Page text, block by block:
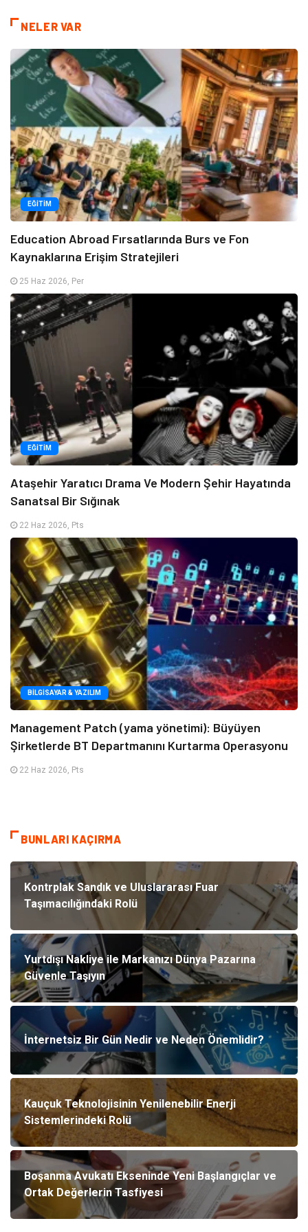
NELER VAR
EĞITIM
Education Abroad Fırsatlarında Burs ve Fon
Kaynaklarına Erişim Stratejileri
25 Haz 2026, Per
EĞITIM
Ataşehir Yaratıcı Drama Ve Modern Şehir Hayatında
Sanatsal Bir Sığınak
22 Haz 2026, Pts
BILGISAYAR & YAZILIM
Management Patch (yama yönetimi): Büyüyen
Şirketlerde BT Departmanını Kurtarma Operasyonu
22 Haz 2026, Pts
BUNLARI KAÇIRMA
Kontrplak Sandık ve Uluslararası Fuar
Taşımacılığındaki Rolü
Yurtdışı Nakliye ile Markanızı Dünya Pazarına
Güvenle Taşıyın
İnternetsiz Bir Gün Nedir ve Neden Önemlidir?
Kauçuk Teknolojisinin Yenilenebilir Enerji
Sistemlerindeki Rolü
Boşanma Avukatı Ekseninde Yeni Başlangıçlar ve
Ortak Değerlerin Tasfiyesi